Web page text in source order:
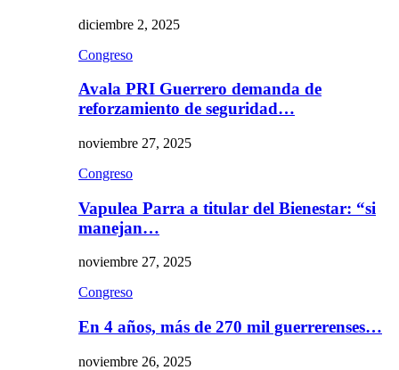
diciembre 2, 2025
Congreso
Avala PRI Guerrero demanda de
reforzamiento de seguridad…
noviembre 27, 2025
Congreso
Vapulea Parra a titular del Bienestar: “si
manejan…
noviembre 27, 2025
Congreso
En 4 años, más de 270 mil guerrerenses…
noviembre 26, 2025